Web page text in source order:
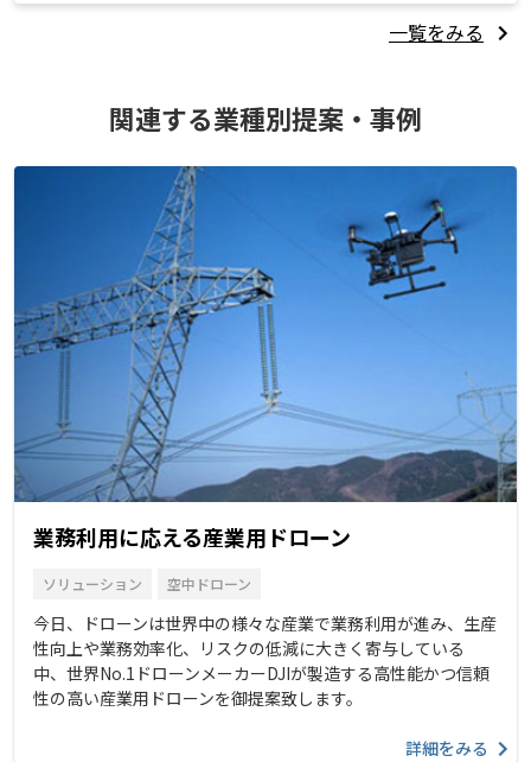
一覧をみる
関連する業種別提案・事例
業務利用に応える産業用ドローン
ソリューション 空中ドローン
今日、ドローンは世界中の様々な産業で業務利用が進み、生産
性向上や業務効率化、リスクの低減に大きく寄与している
中、世界No.1ドローンメーカーDJIが製造する高性能かつ信頼
性の高い産業用ドローンを御提案致します。
詳細をみる